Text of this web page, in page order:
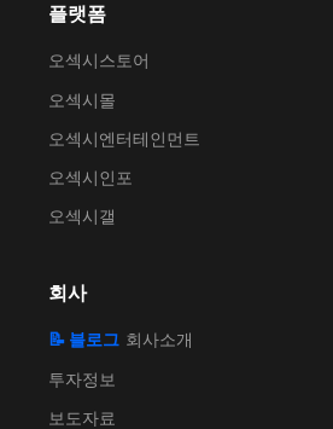
플랫폼
오섹시스토어
오섹시몰
오섹시엔터테인먼트
오섹시인포
오섹시갤
회사
📝 블로그 회사소개
투자정보
보도자료